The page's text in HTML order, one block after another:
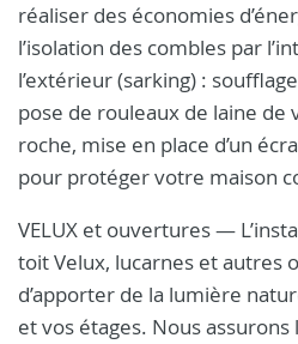
réaliser des économies
l’isolation des combles par
l’extérieur (sarking) :
pose de rouleaux de laine de
roche, mise en place d’un
pour protéger votre maison
VELUX et ouvertures —
toit Velux, lucarnes et autres
d’apporter de la lumière
et vos étages. Nous